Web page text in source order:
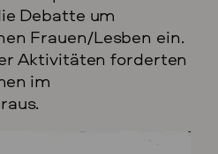
Debatte um
Frauen/Lesben ein.
Aktivitäten forderten
im